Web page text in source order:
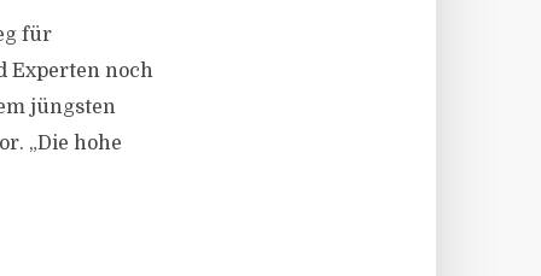
für
Experten noch
jüngsten
„Die hohe